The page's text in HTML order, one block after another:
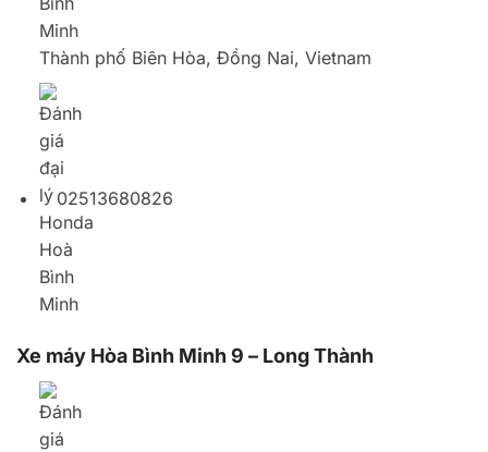
Xe máy Hòa Bình Minh 9 – Long Thành
Long Đức, Long Thành District, Dong Nai,
Vietnam